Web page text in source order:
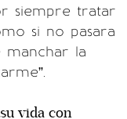
siempre tratar
si no pasara
manchar la